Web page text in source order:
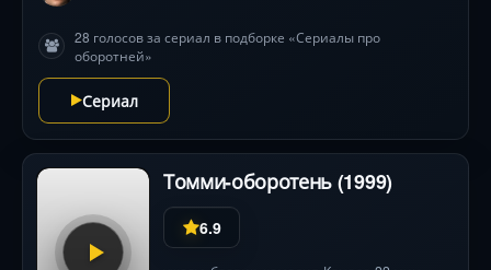
28 голосов за сериал в подборке «Сериалы про
оборотней»
Сериал
Томми-оборотень (1999)
6.9